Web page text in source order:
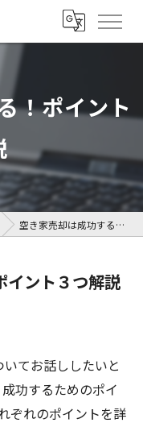
！ポイント
空き家売却は成功する！ポイント３つ解説
イント３つ解説
てお話ししたいと
功するためのポイ
ぞれのポイントを詳